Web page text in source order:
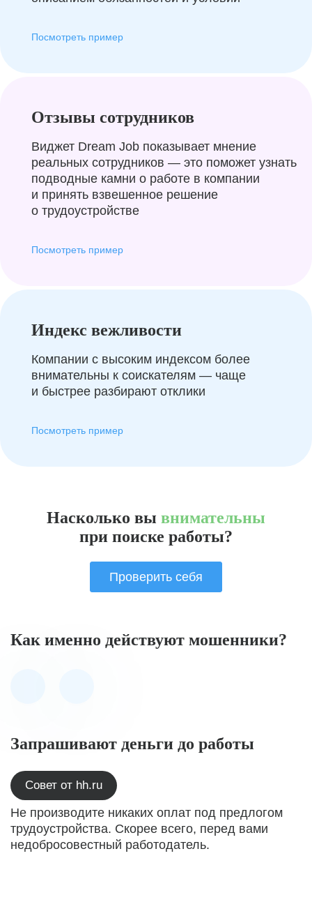
Посмотреть пример
Отзывы сотрудников
Виджет Dream Job показывает мнение
реальных сотрудников — это поможет узнать
подводные камни о работе в компании
и принять взвешенное решение
о трудоустройстве
Посмотреть пример
Индекс вежливости
Компании с высоким индексом более
внимательны к соискателям — чаще
и быстрее разбирают отклики
Посмотреть пример
Насколько вы внимательны
при поиске работы?
Проверить себя
Как именно действуют мошенники?
Запрашивают деньги до работы
Совет от hh.ru
Не производите никаких оплат под предлогом
трудоустройства. Скорее всего, перед вами
недобросовестный работодатель.